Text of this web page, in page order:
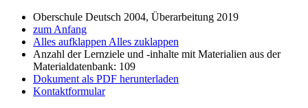
Oberschule Deutsch 2004, Überarbeitung 2019
zum Anfang
Alles aufklappen Alles zuklappen
Anzahl der Lernziele und -inhalte mit Materialien aus der
Materialdatenbank: 109
Dokument als PDF herunterladen
Kontaktformular